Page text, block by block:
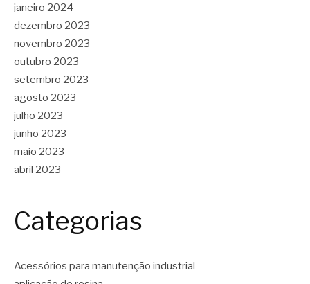
janeiro 2024
dezembro 2023
novembro 2023
outubro 2023
setembro 2023
agosto 2023
julho 2023
junho 2023
maio 2023
abril 2023
Categorias
Acessórios para manutenção industrial